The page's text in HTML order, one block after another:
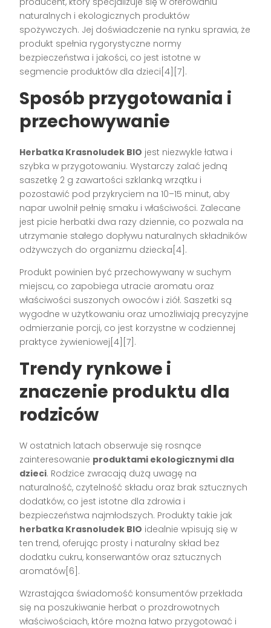
naturalnych i ekologicznych produktów
spożywczych. Jej doświadczenie na rynku sprawia, że
produkt spełnia rygorystyczne normy
bezpieczeństwa i jakości, co jest istotne w
segmencie produktów dla dzieci[4][7].
Sposób przygotowania i
przechowywanie
Herbatka Krasnoludek BIO jest niezwykle łatwa i
szybka w przygotowaniu. Wystarczy zalać jedną
saszetkę 2 g zawartości szklanką wrzątku i
pozostawić pod przykryciem na 10–15 minut, aby
napar uwolnił pełnię smaku i właściwości. Zalecane
jest picie herbatki dwa razy dziennie, co pozwala na
utrzymanie stałego dopływu naturalnych składników
odżywczych do organizmu dziecka[4].
Produkt powinien być przechowywany w suchym
miejscu, co zapobiega utracie aromatu oraz
właściwości suszonych owoców i ziół. Saszetki są
wygodne w użytkowaniu oraz umożliwiają precyzyjne
odmierzanie porcji, co jest korzystne w codziennej
praktyce żywieniowej[4][7].
Trendy rynkowe i
znaczenie produktu dla
rodziców
W ostatnich latach obserwuje się rosnące
zainteresowanie produktami ekologicznymi dla
dzieci. Rodzice zwracają dużą uwagę na
naturalność, czytelność składu oraz brak sztucznych
dodatków, co jest istotne dla zdrowia i
bezpieczeństwa najmłodszych. Produkty takie jak
herbatka Krasnoludek BIO idealnie wpisują się w
ten trend, oferując prosty i naturalny skład bez
dodatku cukru, konserwantów oraz sztucznych
aromatów[6].
Wzrastająca świadomość konsumentów przekłada
się na poszukiwanie herbat o prozdrowotnych
właściwościach, które można łatwo przygotować i